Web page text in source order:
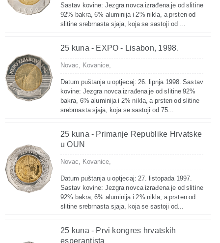
Sastav kovine: Jezgra novca izrađena je od slitine
92% bakra, 6% aluminija i 2% nikla, a prsten od
slitine srebrnasta sjaja, koja se sastoji od ...
25 kuna - EXPO - Lisabon, 1998.
Novac, Kovanice,
Datum puštanja u optjecaj: 26. lipnja 1998. Sastav
kovine: Jezgra novca izrađena je od slitine 92%
bakra, 6% aluminija i 2% nikla, a prsten od slitine
srebrnasta sjaja, koja se sastoji od 75...
25 kuna - Primanje Republike Hrvatske
u OUN
Novac, Kovanice,
Datum puštanja u optjecaj: 27. listopada 1997.
Sastav kovine: Jezgra novca izrađena je od slitine
92% bakra, 6% aluminija i 2% nikla, a prsten od
slitine srebrnasta sjaja, koja se sastoji od...
25 kuna - Prvi kongres hrvatskih
esperantista